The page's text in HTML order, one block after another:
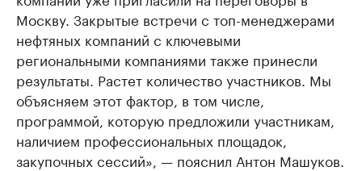
Москву. Закрытые встречи с топ-менеджерами
нефтяных компаний с ключевыми
региональными компаниями также принесли
результаты. Растет количество участников. Мы
объясняем этот фактор, в том числе,
программой, которую предложили участникам,
наличием профессиональных площадок,
закупочных сессий», — пояснил Антон Машуков.